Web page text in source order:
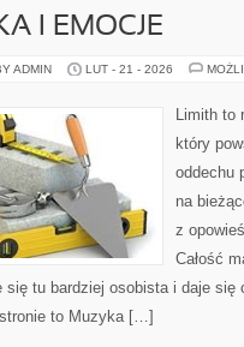
I EMOCJE
ADMIN LUT - 21 - 2026
Limith to
który
oddechu
na
z
Całość
się tu bardziej osobista i daje
to Muzyka […]